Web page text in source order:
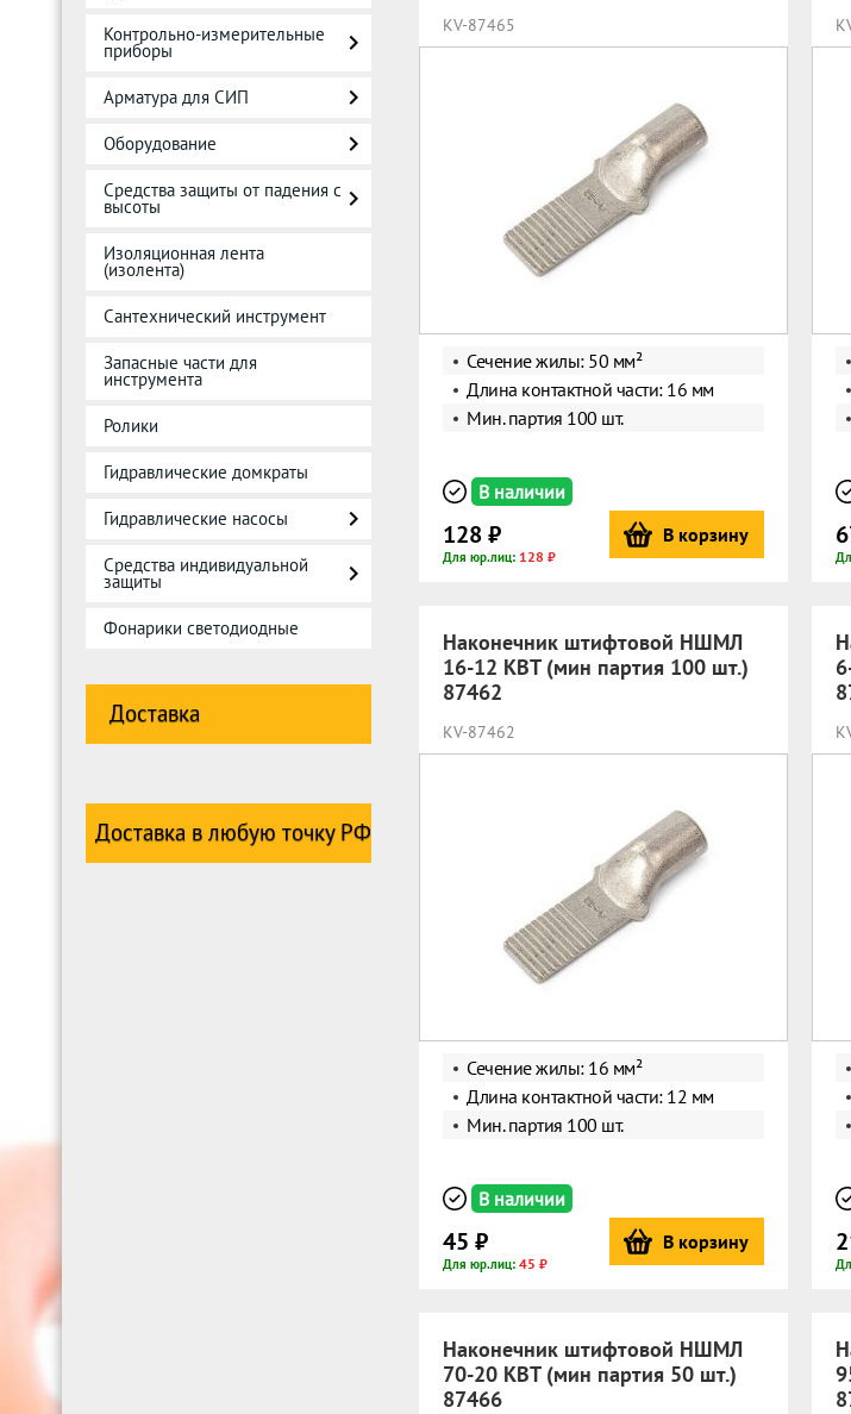
Контрольно-измерительные
приборы
Арматура для СИП
Оборудование
Средства защиты от падения с
высоты
Изоляционная лента
(изолента)
Сантехнический инструмент
Запасные части для
инструмента
Ролики
Гидравлические домкраты
Гидравлические насосы
Средства индивидуальной
защиты
Фонарики светодиодные
Доставка
Доставка в любую точку РФ
KV-87465
Сечение жилы: 50 мм²
Длина контактной части: 16 мм
Мин. партия 100 шт.
В наличии
128 ₽
Для юр.лиц: 128 ₽
В корзину
Наконечник штифтовой НШМЛ
16-12 КВТ (мин партия 100 шт.)
87462
KV-87462
Сечение жилы: 16 мм²
Длина контактной части: 12 мм
Мин. партия 100 шт.
В наличии
45 ₽
Для юр.лиц: 45 ₽
В корзину
Наконечник штифтовой НШМЛ
70-20 КВТ (мин партия 50 шт.)
87466